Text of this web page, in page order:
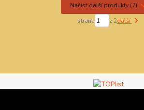
Načíst další produkty (7)
strana z 2další